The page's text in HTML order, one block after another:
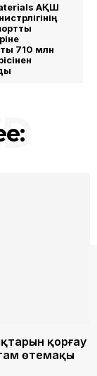
АҚШ
710 млн
қорғау
өтемақы